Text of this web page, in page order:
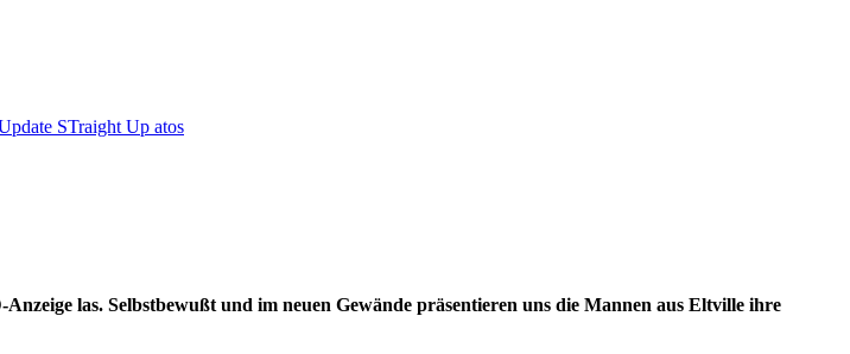
STraight Up atos
las. Selbstbewußt und im neuen Gewände präsentieren uns die Mannen aus Eltville ihre